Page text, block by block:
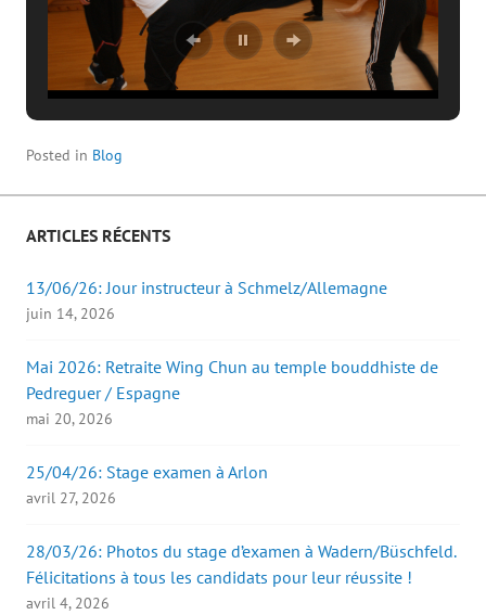
Posted in Blog
ARTICLES RÉCENTS
13/06/26: Jour instructeur à Schmelz/Allemagne
juin 14, 2026
Mai 2026: Retraite Wing Chun au temple bouddhiste de
Pedreguer / Espagne
mai 20, 2026
25/04/26: Stage examen à Arlon
avril 27, 2026
28/03/26: Photos du stage d’examen à Wadern/Büschfeld.
Félicitations à tous les candidats pour leur réussite !
avril 4, 2026